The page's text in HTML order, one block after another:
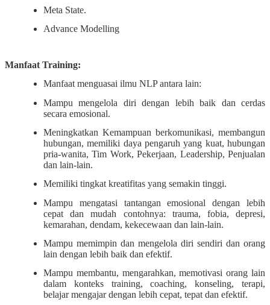
Meta State.
Advance Modelling
Manfaat Training:
Manfaat menguasai ilmu NLP antara lain:
Mampu mengelola diri dengan lebih baik dan cerdas
secara emosional.
Meningkatkan Kemampuan berkomunikasi, membangun
hubungan, memiliki daya pengaruh yang kuat, hubungan
pria-wanita, Tim Work, Pekerjaan, Leadership, Penjualan
dan lain-lain.
Memiliki tingkat kreatifitas yang semakin tinggi.
Mampu mengatasi tantangan emosional dengan lebih
cepat dan mudah contohnya: trauma, fobia, depresi,
kemarahan, dendam, kekecewaan dan lain-lain.
Mampu memimpin dan mengelola diri sendiri dan orang
lain dengan lebih baik dan efektif.
Mampu membantu, mengarahkan, memotivasi orang lain
dalam konteks training, coaching, konseling, terapi,
belajar mengajar dengan lebih cepat, tepat dan efektif.